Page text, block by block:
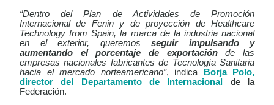
“Dentro del Plan de Actividades de Promoción
Internacional de Fenin y de proyección de Healthcare
Technology from Spain, la marca de la industria nacional
en el exterior, queremos seguir impulsando y
aumentando el porcentaje de exportaciónde las
empresas nacionales fabricantes de Tecnología Sanitaria
hacia el mercado norteamericano”, indica Borja Polo,
director del Departamento de Internacional de la
Federación.